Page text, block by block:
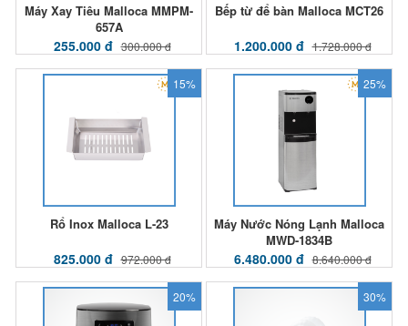
Máy Xay Tiêu Malloca MMPM-
657A
255.000 đ 300.000 đ
Bếp từ để bàn Malloca MCT26
1.200.000 đ 1.728.000 đ
15%
Rổ Inox Malloca L-23
825.000 đ 972.000 đ
25%
Máy Nước Nóng Lạnh Malloca
MWD-1834B
6.480.000 đ 8.640.000 đ
20% 30%